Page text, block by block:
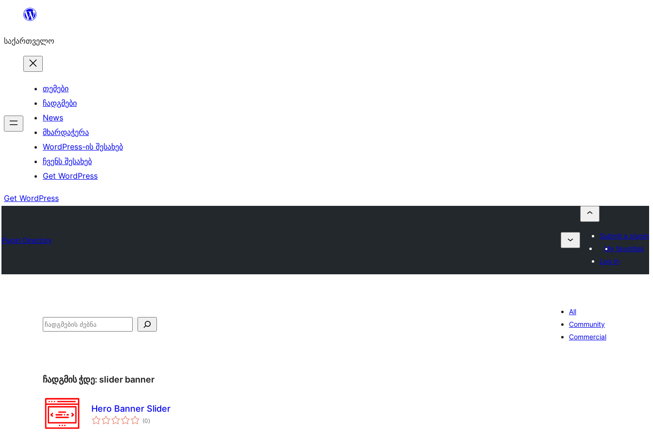
შიგთავსზე
საქართველო
თემები
ჩადგმები
News
მხარდაჭერა
WordPress-ის შესახებ
ჩვენს შესახებ
Get WordPress
Get WordPress
Plugin Directory
Submit a plugin
My favorites
Log in
ძებნა
All
Community
Commercial
ჩადგმის ჭდე: slider banner
Hero Banner Slider
(0საერთო
რეიტინგი
)